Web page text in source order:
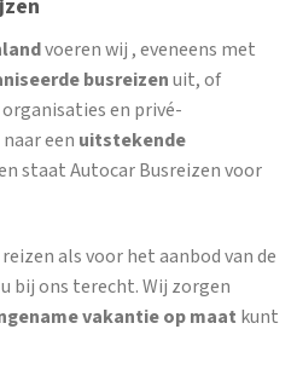
voeren wij , eveneens met
busreizenuit, of
en privé-
een uitstekende
staat Autocar Busreizen voor
als voor het aanbod van de
bij ons terecht. Wij zorgen
vakantie op maat kunt